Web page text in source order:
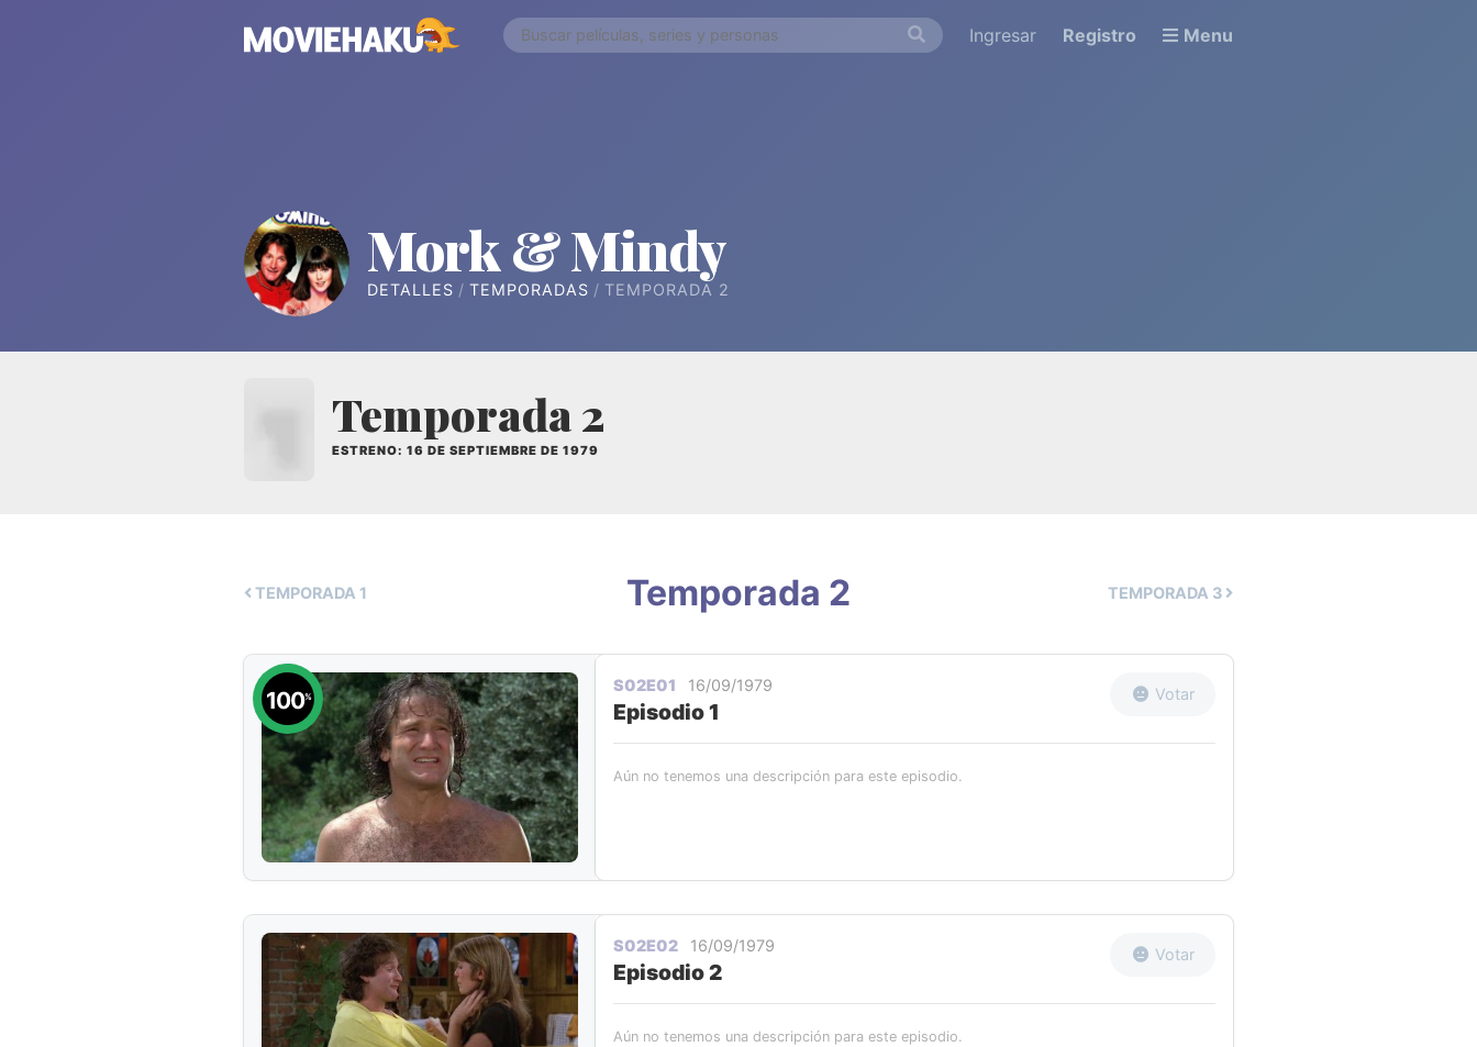
Ingresar Registro Menu
Mork & Mindy
DETALLES TEMPORADAS TEMPORADA 2
Temporada 2
ESTRENO: 16 DE SEPTIEMBRE DE 1979
TEMPORADA 1 Temporada 2 TEMPORADA 3
100%
S02E01 16/09/1979
Episodio 1
Votar
Aún no tenemos una descripción para este episodio.
S02E02 16/09/1979
Episodio 2
Votar
Aún no tenemos una descripción para este episodio.